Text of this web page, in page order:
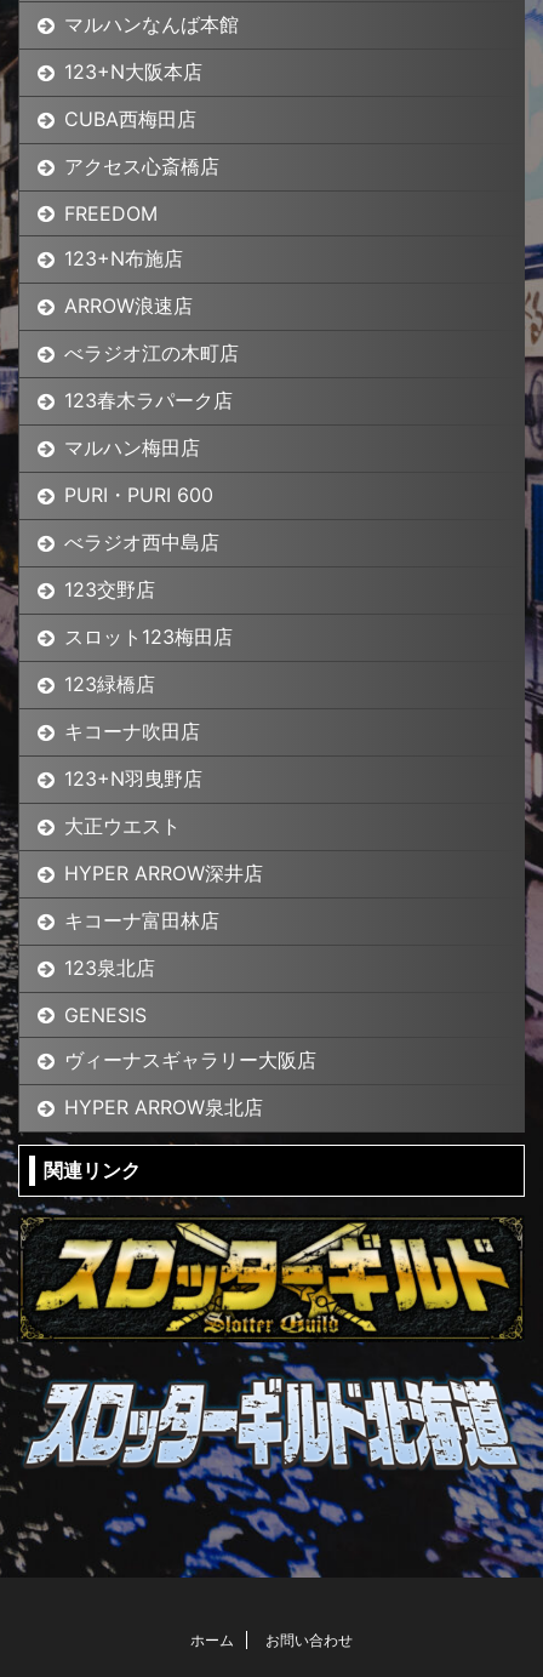
マルハンなんば本館
123+N大阪本店
CUBA西梅田店
アクセス心斎橋店
FREEDOM
123+N布施店
ARROW浪速店
べラジオ江の木町店
123春木ラパーク店
マルハン梅田店
PURI・PURI 600
べラジオ西中島店
123交野店
スロット123梅田店
123緑橋店
キコーナ吹田店
123+N羽曳野店
大正ウエスト
HYPER ARROW深井店
キコーナ富田林店
123泉北店
GENESIS
ヴィーナスギャラリー大阪店
HYPER ARROW泉北店
関連リンク
ホーム お問い合わせ